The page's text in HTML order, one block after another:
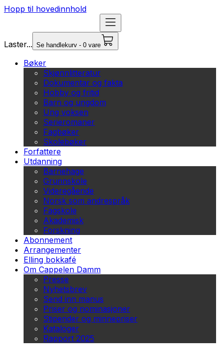
Hopp til hovedinnhold
Laster... Se handlekurv - 0 vare
Bøker
Skjønnlitteratur
Dokumentar og fakta
Hobby og fritid
Barn og ungdom
Ung voksen
Serieromaner
Fagbøker
Skolebøker
Forfattere
Utdanning
Barnehage
Grunnskole
Videregående
Norsk som andrespråk
Fagskole
Akademisk
Forskning
Abonnement
Arrangementer
Elling bokkafé
Om Cappelen Damm
Presse
Nyhetsbrev
Send inn manus
Priser og nominasjoner
Stipender og minnepriser
Kataloger
Rapport 2025